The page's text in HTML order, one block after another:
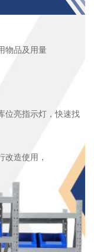
物品及用量
位亮指示灯，快速找
改造使用，